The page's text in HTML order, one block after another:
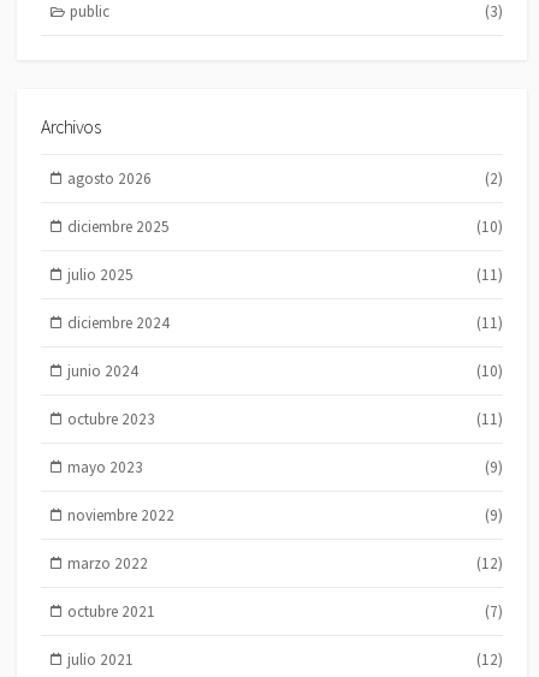
public (3)
Archivos
agosto 2026 (2)
diciembre 2025 (10)
julio 2025 (11)
diciembre 2024 (11)
junio 2024 (10)
octubre 2023 (11)
mayo 2023 (9)
noviembre 2022 (9)
marzo 2022 (12)
octubre 2021 (7)
julio 2021 (12)